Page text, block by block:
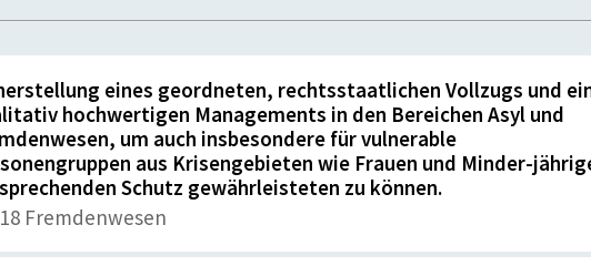
eines geordneten, rechtsstaatlichen Vollzugs und
hochwertigen Managements in den Bereichen Asyl und
um auch insbesondere für vulnerable
aus Krisengebieten wie Frauen und Minder-
Schutz gewährleisteten zu können.
Fremdenwesen